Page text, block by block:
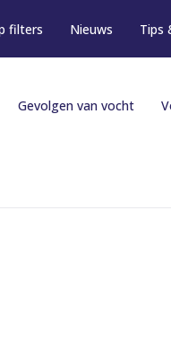
filters Nieuws Tips
Gevolgen van vocht